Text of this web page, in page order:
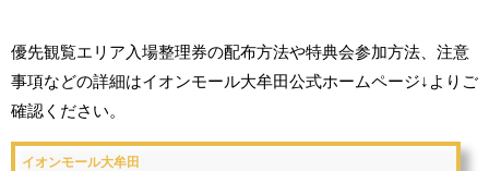
優先観覧エリア入場整理券の配布方法や特典会参加方法、注意
事項などの詳細はイオンモール大牟田公式ホームページ↓よりご
確認ください。
イオンモール大牟田